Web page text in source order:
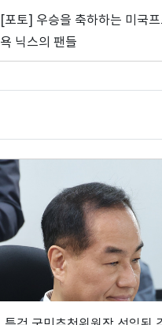
[포토] 우승을 축하하는 미국
욕 닉스의 팬들